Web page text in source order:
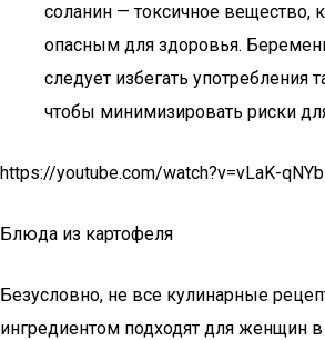
соланин — токсичное вещество,
опасным для здоровья.
следует избегать употребления
чтобы минимизировать риски
https://youtube.com/watch?v=vLaK-
Блюда из картофеля
Безусловно, не все кулинарные
ингредиентом подходят для женщин